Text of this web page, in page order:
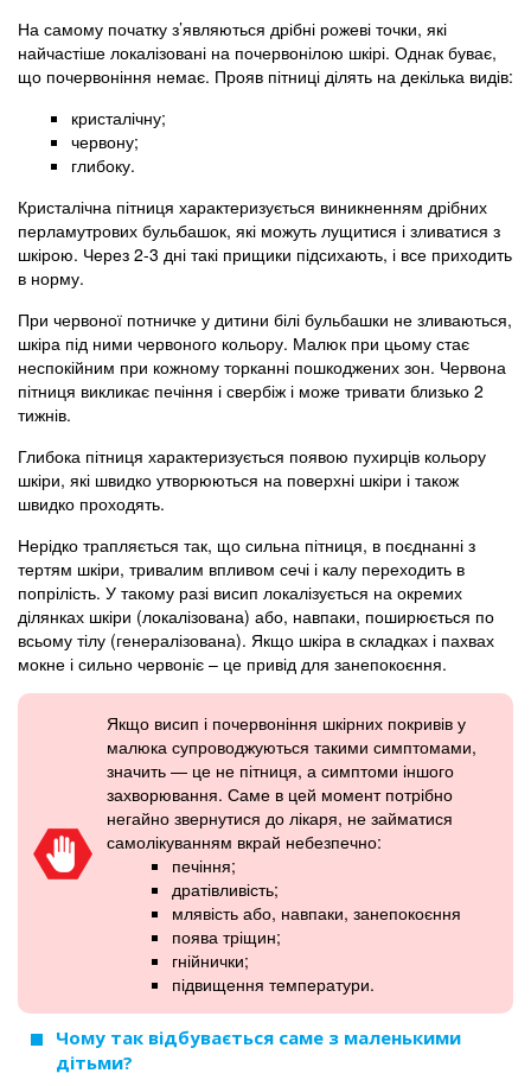
На самому початку з’являються дрібні рожеві точки, які
найчастіше локалізовані на почервонілою шкірі. Однак буває,
що почервоніння немає. Прояв пітниці ділять на декілька видів:
кристалічну;
червону;
глибоку.
Кристалічна пітниця характеризується виникненням дрібних
перламутрових бульбашок, які можуть лущитися і зливатися з
шкірою. Через 2-3 дні такі прищики підсихають, і все приходить
в норму.
При червоної потничке у дитини білі бульбашки не зливаються,
шкіра під ними червоного кольору. Малюк при цьому стає
неспокійним при кожному торканні пошкоджених зон. Червона
пітниця викликає печіння і свербіж і може тривати близько 2
тижнів.
Глибока пітниця характеризується появою пухирців кольору
шкіри, які швидко утворюються на поверхні шкіри і також
швидко проходять.
Нерідко трапляється так, що сильна пітниця, в поєднанні з
тертям шкіри, тривалим впливом сечі і калу переходить в
попрілість. У такому разі висип локалізується на окремих
ділянках шкіри (локалізована) або, навпаки, поширюється по
всьому тілу (генералізована). Якщо шкіра в складках і пахвах
мокне і сильно червоніє – це привід для занепокоєння.
Якщо висип і почервоніння шкірних покривів у
малюка супроводжуються такими симптомами,
значить — це не пітниця, а симптоми іншого
захворювання. Саме в цей момент потрібно
негайно звернутися до лікаря, не займатися
самолікуванням вкрай небезпечно:
печіння;
дратівливість;
млявість або, навпаки, занепокоєння
поява тріщин;
гнійнички;
підвищення температури.
Чому так відбувається саме з маленькими
дітьми?